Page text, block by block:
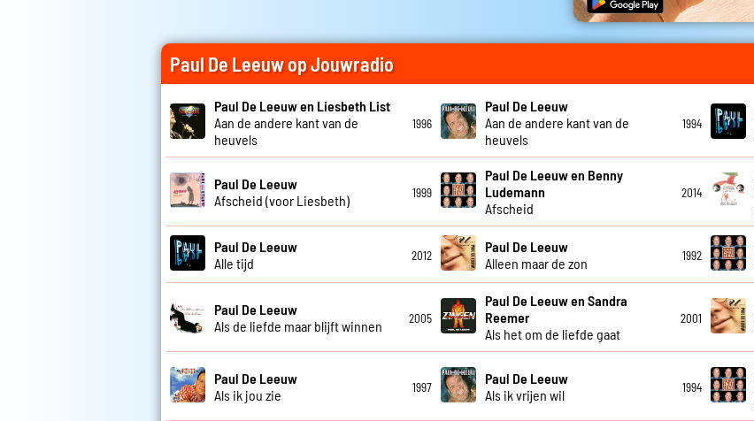
Paul De Leeuw op Jouwradio
Paul De Leeuw en Liesbeth List
Aan de andere kant van de
heuvels
1996
Paul De Leeuw
Aan de andere kant van de
heuvels
1994
Paul De Leeuw
Afscheid (voor Liesbeth)
1999
Paul De Leeuw en Benny
Ludemann
Afscheid
2014
Paul De Leeuw
Alle tijd
2012
Paul De Leeuw
Alleen maar de zon
1992
Paul De Leeuw
Als de liefde maar blijft winnen
2005
Paul De Leeuw en Sandra
Reemer
Als het om de liefde gaat
2001
Paul De Leeuw
Als ik jou zie
1997
Paul De Leeuw
Als ik vrijen wil
1994